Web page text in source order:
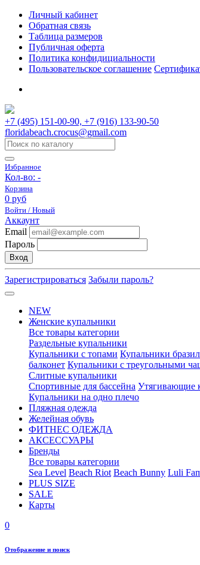
Личный кабинет
Обратная связь
Таблица размеров
Публичная оферта
Политика конфидициальности
Пользовательское соглашение
+7 (495) 151-00-90, +7 (916) 133-90-50
floridabeach.crocus@gmail.com
Избранное
Кол-во: -
Корзина
0 руб
Войти / Новый
Аккаунт
Email
Пароль
Вход
Зарегистрироваться Забыли пароль?
NEW
Женские купальники
Все товары категории
Раздельные купальники
Купальники с топами Купальники
балконет Купальники с треугольными
Слитные купальники
Спортивные для бассейна Утягивающие
Купальники на одно плечо
Пляжная одежда
Желейная обувь
ФИТНЕС ОДЕЖДА
АКСЕССУАРЫ
Бренды
Все товары категории
Sea Level Beach Riot Beach Bunny Luli
PLUS SIZE
SALE
Карты
0
Отображение и поиск